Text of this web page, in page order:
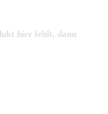
hier fehlt, dann